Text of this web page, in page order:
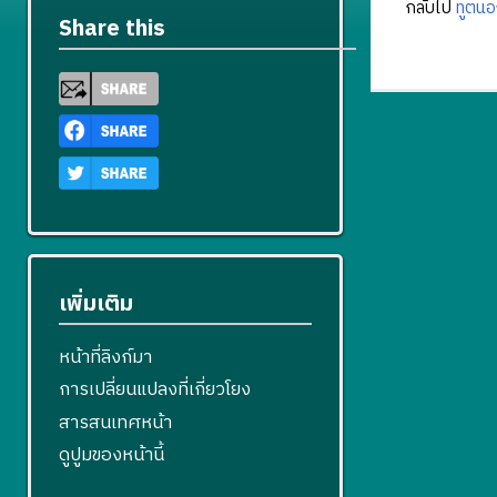
กลับไป ทูตน
Share this
เพิ่มเติม
หน้าที่ลิงก์มา
การเปลี่ยนแปลงที่เกี่ยวโยง
สารสนเทศหน้า
ดูปูมของหน้านี้